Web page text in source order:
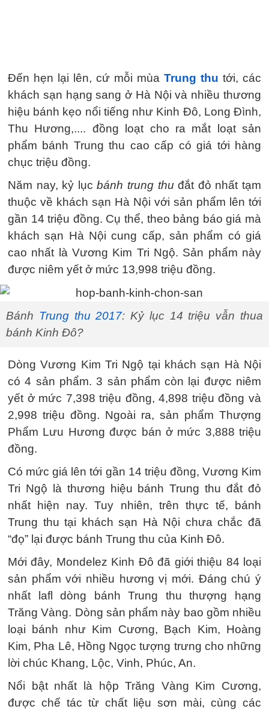
Đến hẹn lại lên, cứ mỗi mùa Trung thu tới, các
khách sạn hạng sang ở Hà Nội và nhiều thương
hiệu bánh kẹo nổi tiếng như Kinh Đô, Long Đình,
Thu Hương,.... đồng loạt cho ra mắt loạt sản
phẩm bánh Trung thu cao cấp có giá tới hàng
chục triệu đồng.
Năm nay, kỷ lụcbánh trung thu đắt đỏ nhất tạm
thuộc về khách sạn Hà Nội với sản phẩm lên tới
gần 14 triệu đồng. Cụ thể, theo bảng báo giá mà
khách sạn Hà Nội cung cấp, sản phẩm có giá
cao nhất là Vương Kim Tri Ngộ. Sản phẩm này
được niêm yết ở mức 13,998 triệu đồng.
Bánh Trung thu 2017: Kỷ lục 14 triệu vẫn thua
bánh Kinh Đô?
Dòng Vương Kim Tri Ngộ tại khách sạn Hà Nội
có 4 sản phẩm. 3 sản phẩm còn lại được niêm
yết ở mức 7,398 triệu đồng, 4,898 triệu đồng và
2,998 triệu đồng. Ngoài ra, sản phẩm Thượng
Phẩm Lưu Hương được bán ở mức 3,888 triệu
đồng.
Có mức giá lên tới gần 14 triệu đồng, Vương Kim
Tri Ngộ là thương hiệu bánh Trung thu đắt đỏ
nhất hiện nay. Tuy nhiên, trên thực tế, bánh
Trung thu tại khách sạn Hà Nội chưa chắc đã
“đọ” lại được bánh Trung thu của Kinh Đô.
Mới đây, Mondelez Kinh Đô đã giới thiệu 84 loại
sản phẩm với nhiều hương vị mới. Đáng chú ý
nhất lafl dòng bánh Trung thu thượng hạng
Trăng Vàng. Dòng sản phẩm này bao gồm nhiều
loại bánh như Kim Cương, Bạch Kim, Hoàng
Kim, Pha Lê, Hồng Ngọc tượng trưng cho những
lời chúc Khang, Lộc, Vinh, Phúc, An.
Nổi bật nhất là hộp Trăng Vàng Kim Cương,
được chế tác từ chất liệu sơn mài, cùng các